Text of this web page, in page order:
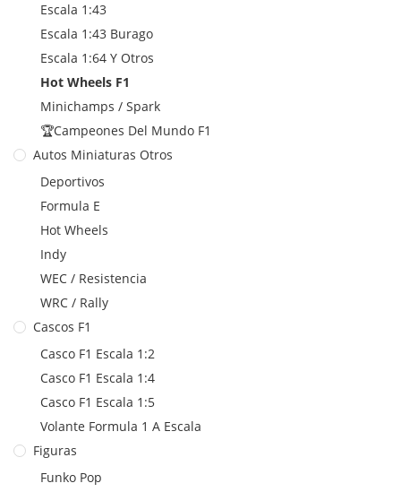
Escala 1:43
Escala 1:43 Burago
Escala 1:64 Y Otros
Hot Wheels F1
Minichamps / Spark
🏆Campeones Del Mundo F1
Autos Miniaturas Otros
Deportivos
Formula E
Hot Wheels
Indy
WEC / Resistencia
WRC / Rally
Cascos F1
Casco F1 Escala 1:2
Casco F1 Escala 1:4
Casco F1 Escala 1:5
Volante Formula 1 A Escala
Figuras
Funko Pop